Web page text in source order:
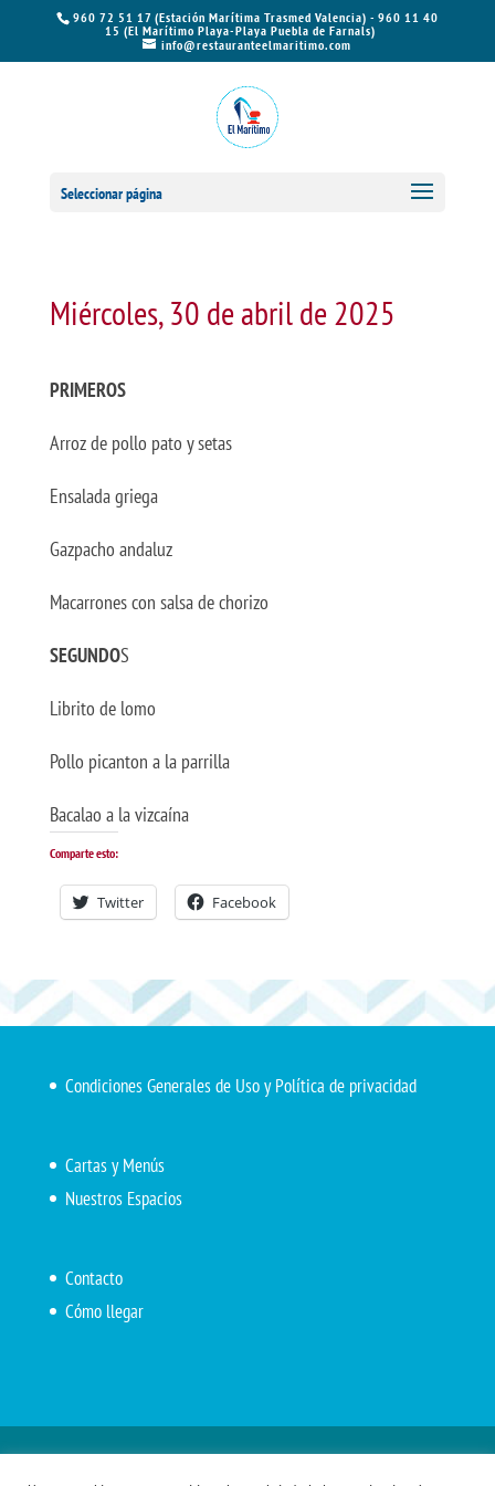
960 72 51 17 (Estación Marítima Trasmed Valencia) - 960 11 40
15 (El Marítimo Playa-Playa Puebla de Farnals)
info@restauranteelmaritimo.com
Seleccionar página
Miércoles, 30 de abril de 2025
PRIMEROS
Arroz de pollo pato y setas
Ensalada griega
Gazpacho andaluz
Macarrones con salsa de chorizo
SEGUNDOS
Librito de lomo
Pollo picanton a la parrilla
Bacalao a la vizcaína
Comparte esto:
Twitter Facebook
Condiciones Generales de Uso y Política de privacidad
Cartas y Menús
Nuestros Espacios
Contacto
Cómo llegar